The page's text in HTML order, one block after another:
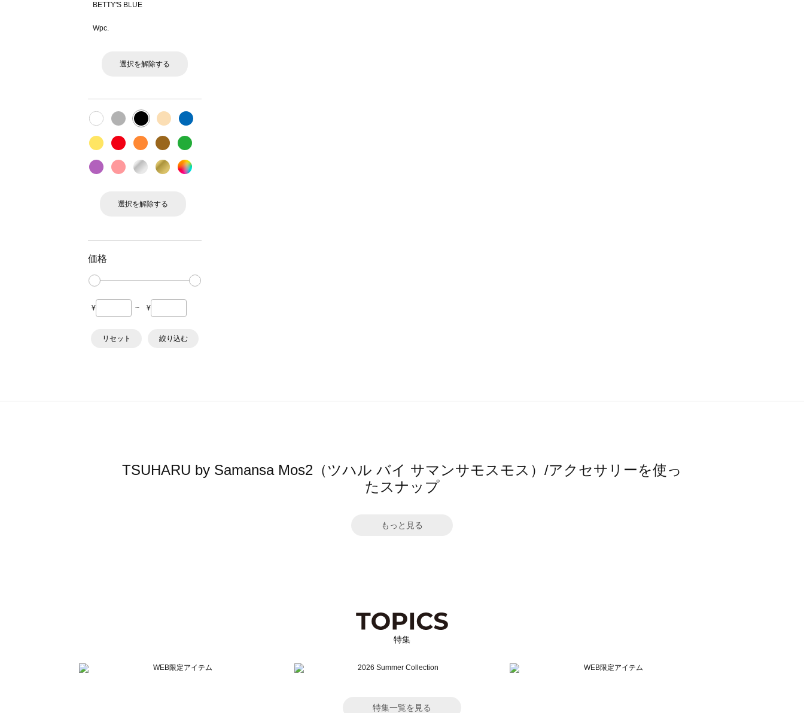
BETTY'S BLUE
Wpc.
選択を解除する
選択を解除する
価格
¥ ~ ¥
リセット 絞り込む
TSUHARU by Samansa Mos2（ツハル バイ サマンサモスモス）/アクセサリーを使っ
たスナップ
もっと見る
特集
特集一覧を見る